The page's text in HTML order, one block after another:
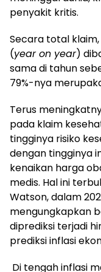
penyakit kritis.
Secara total
(year on year)
sama di tahun
79%-nya
Terus
pada klaim
tingginya risiko
dengan tingginya
kenaikan harga
medis. Hal ini
Watson, dalam
mengungkapkan
diprediksi terjadi
prediksi inflasi
Di tengah inflasi